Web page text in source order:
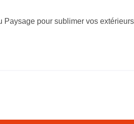
pour sublimer vos